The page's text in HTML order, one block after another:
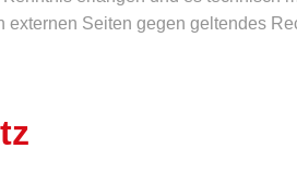
externen Seiten gegen geltendes